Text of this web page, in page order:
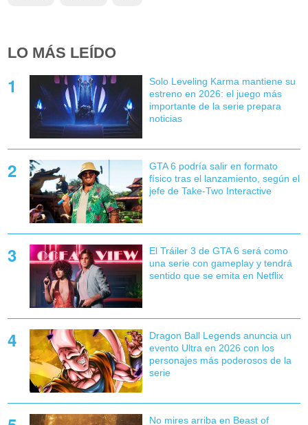
LO MÁS LEÍDO
Solo Leveling Karma mantiene su
estreno en 2026: el juego más
importante de la serie prepara
noticias
GTA 6 podría salir en formato
físico tras el lanzamiento, según el
jefe de Take-Two Interactive
El Tráiler 3 de GTA 6 será como
una serie con gameplay y tendrá
sentido que se emita en Netflix
Dragon Ball Legends anuncia un
evento Ultra en 2026 con los
personajes más poderosos de la
serie
No mires arriba en Beast of